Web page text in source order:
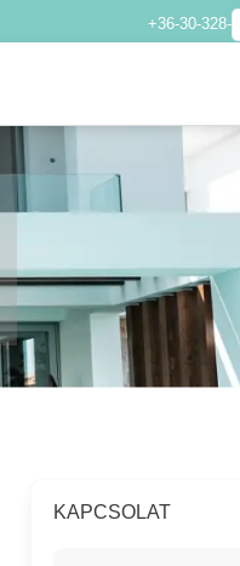
+36-30-328-
KAPCSOLAT